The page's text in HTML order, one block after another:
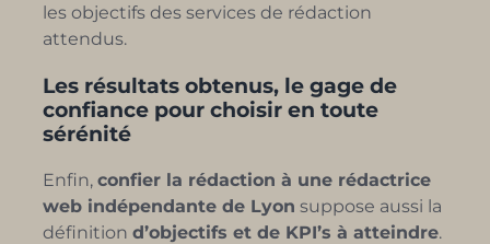
les objectifs des services de rédaction
attendus.
Les résultats obtenus, le gage de
confiance pour choisir en toute
sérénité
Enfin, confier la rédaction à une rédactrice
web indépendante de Lyon suppose aussi la
définition d’objectifs et de KPI’s à atteindre.